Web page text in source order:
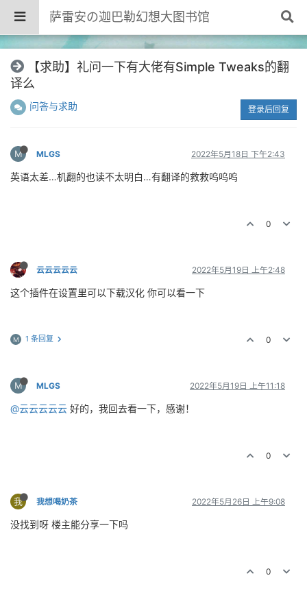
萨雷安の迦巴勒幻想大图书馆
【求助】礼问一下有大佬有Simple Tweaks的翻
译么
问答与求助 登录后回复
M MLGS 2022年5月18日 下午2:43
英语太差…机翻的也读不太明白…有翻译的救救呜呜呜
0
云云云云云 2022年5月19日 上午2:48
这个插件在设置里可以下载汉化 你可以看一下
M 1 条回复 0
M MLGS 2022年5月19日 上午11:18
@云云云云云 好的，我回去看一下，感谢！
0
我 我想喝奶茶 2022年5月26日 上午9:08
没找到呀 楼主能分享一下吗
0